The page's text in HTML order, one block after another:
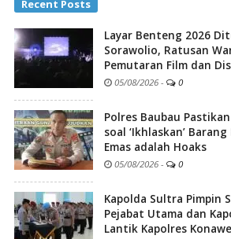
Recent Posts
Layar Benteng 2026
Sorawolio, Ratusan
Pemutaran Film dan
05/08/2026 - 0
Polres Baubau
soal ‘Ikhlaskan’
Emas adalah Hoaks
05/08/2026 - 0
Kapolda Sultra Pimpin
Pejabat Utama dan
Lantik Kapolres